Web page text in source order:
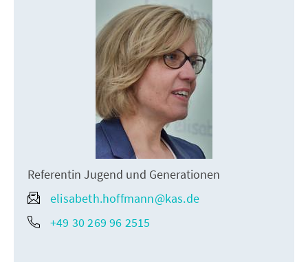
Referentin Jugend und Generationen
elisabeth.hoffmann@kas.de
+49 30 269 96 2515